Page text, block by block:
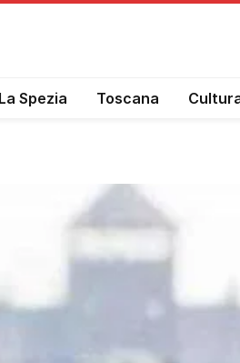
La Spezia Toscana